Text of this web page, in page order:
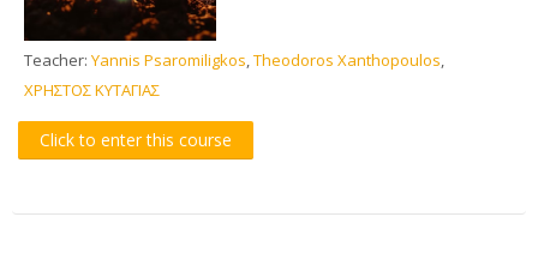
Teacher: Yannis Psaromiligkos,Theodoros Xanthopoulos,
ΧΡΗΣΤΟΣ ΚΥΤΑΓΙΑΣ
Click to enter this course